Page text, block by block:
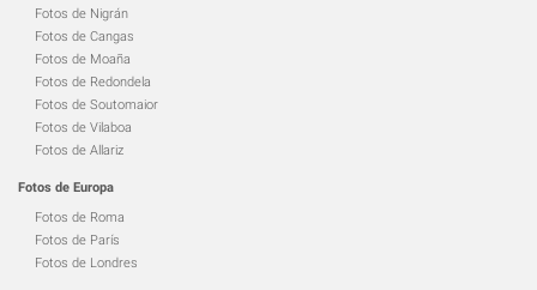
Fotos de Nigrán
Fotos de Cangas
Fotos de Moaña
Fotos de Redondela
Fotos de Soutomaior
Fotos de Vilaboa
Fotos de Allariz
Fotos de Europa
Fotos de Roma
Fotos de París
Fotos de Londres